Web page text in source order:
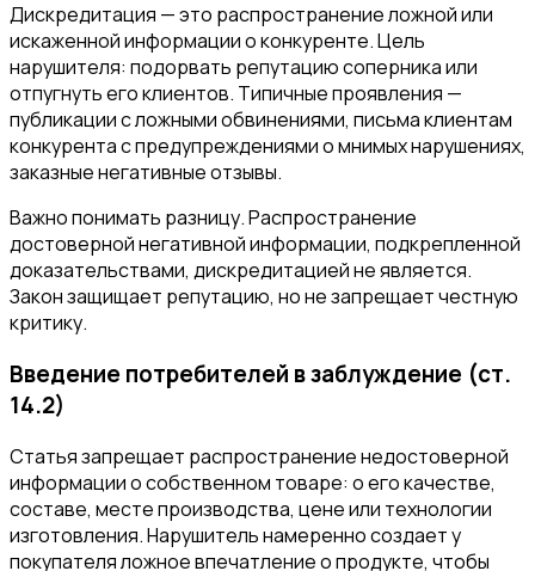
Дискредитация — это распространение ложной или
искаженной информации о конкуренте. Цель
нарушителя: подорвать репутацию соперника или
отпугнуть его клиентов. Типичные проявления —
публикации с ложными обвинениями, письма клиентам
конкурента с предупреждениями о мнимых нарушениях,
заказные негативные отзывы.
Важно понимать разницу. Распространение
достоверной негативной информации, подкрепленной
доказательствами, дискредитацией не является.
Закон защищает репутацию, но не запрещает честную
критику.
Введение потребителей в заблуждение (ст.
14.2)
Статья запрещает распространение недостоверной
информации о собственном товаре: о его качестве,
составе, месте производства, цене или технологии
изготовления. Нарушитель намеренно создает у
покупателя ложное впечатление о продукте, чтобы